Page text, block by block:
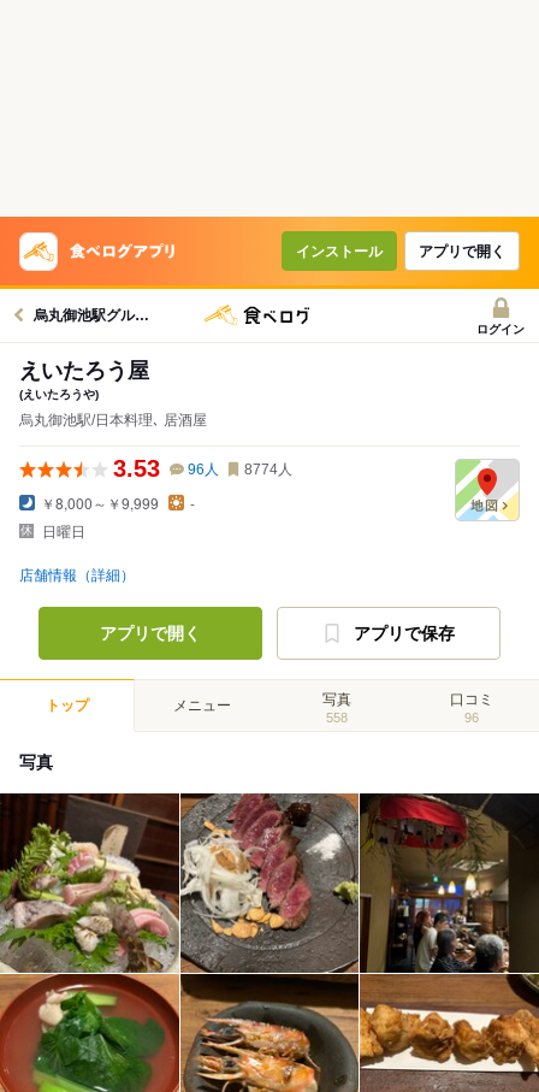
インストール アプリで開く
烏丸御池駅グルメへ
ログイン
えいたろう屋
(えいたろうや)
烏丸御池駅/日本料理､ 居酒屋
3.53 96 人 8774人
￥8,000～￥9,999
-
日曜日
店舗情報（詳細）
アプリで開く アプリで保存
トップ メニュー 写真
558
口コミ
96
写真